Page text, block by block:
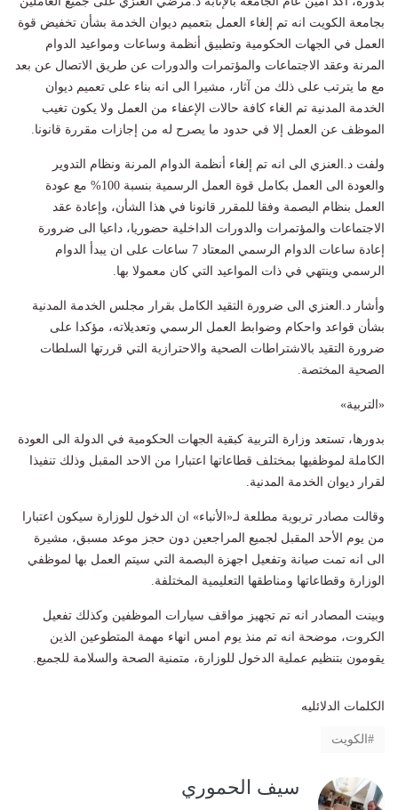
بجامعة الكويت انه تم إلغاء العمل بتعميم ديوان الخدمة بشأن تخفيض قوة
العمل في الجهات الحكومية وتطبيق أنظمة وساعات ومواعيد الدوام
المرنة وعقد الاجتماعات والمؤتمرات والدورات عن طريق الاتصال عن بعد
مع ما يترتب على ذلك من آثار، مشيرا الى انه بناء على تعميم ديوان
الخدمة المدنية تم الغاء كافة حالات الإعفاء من العمل ولا يكون تغيب
الموظف عن العمل إلا في حدود ما يصرح له من إجازات مقررة قانونا.
ولفت د.العنزي الى انه تم إلغاء أنظمة الدوام المرنة ونظام التدوير
والعودة الى العمل بكامل قوة العمل الرسمية بنسبة 100% مع عودة
العمل بنظام البصمة وفقا للمقرر قانونا في هذا الشأن، وإعادة عقد
الاجتماعات والمؤتمرات والدورات الداخلية حضوريا، داعيا الى ضرورة
إعادة ساعات الدوام الرسمي المعتاد 7 ساعات على ان يبدأ الدوام
الرسمي وينتهي في ذات المواعيد التي كان معمولا بها.
وأشار د.العنزي الى ضرورة التقيد الكامل بقرار مجلس الخدمة المدنية
بشأن قواعد واحكام وضوابط العمل الرسمي وتعديلاته، مؤكدا على
ضرورة التقيد بالاشتراطات الصحية والاحترازية التي قررتها السلطات
الصحية المختصة.
«التربية»
بدورها، تستعد وزارة التربية كبقية الجهات الحكومية في الدولة الى العودة
الكاملة لموظفيها بمختلف قطاعاتها اعتبارا من الاحد المقبل وذلك تنفيذا
لقرار ديوان الخدمة المدنية.
وقالت مصادر تربوية مطلعة لـ«الأنباء» ان الدخول للوزارة سيكون اعتبارا
من يوم الأحد المقبل لجميع المراجعين دون حجز موعد مسبق، مشيرة
الى انه تمت صيانة وتفعيل اجهزة البصمة التي سيتم العمل بها لموظفي
الوزارة وقطاعاتها ومناطقها التعليمية المختلفة.
وبينت المصادر انه تم تجهيز مواقف سيارات الموظفين وكذلك تفعيل
الكروت، موضحة انه تم منذ يوم امس انهاء مهمة المتطوعين الذين
يقومون بتنظيم عملية الدخول للوزارة، متمنية الصحة والسلامة للجميع.
الكلمات الدلائليه
الكويت
سيف الحموري